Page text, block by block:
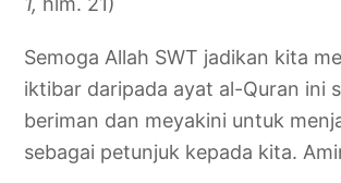
Semoga Allah SWT jadikan kita
iktibar daripada ayat al-Quran ini
beriman dan meyakini untuk
sebagai petunjuk kepada kita.